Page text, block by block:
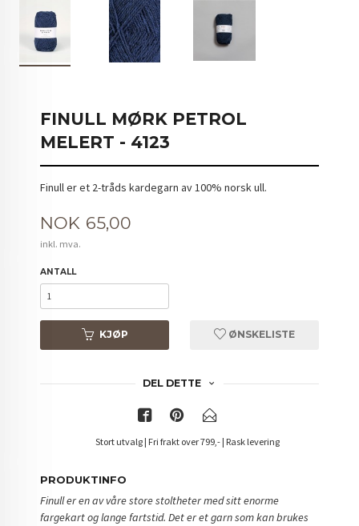
FINULL MØRK PETROL
MELERT - 4123
Finull er et 2-tråds kardegarn av 100% norsk ull.
Pris
NOK 65,00
inkl. mva.
ANTALL
KJØP ØNSKELISTE
DEL DETTE
Stort utvalg | Fri frakt over 799,- | Rask levering
PRODUKTINFO
Finull er en av våre store stoltheter med sitt enorme
fargekart og lange fartstid. Det er et garn som kan brukes